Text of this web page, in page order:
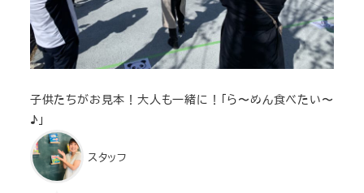
子供たちがお見本！大人も一緒に！「ら〜めん食べたい〜
♪」
スタッフ